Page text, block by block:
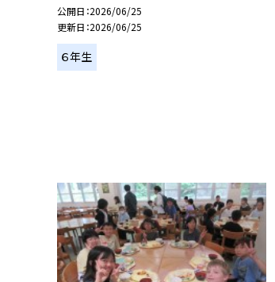
公開日 2026/06/25
更新日 2026/06/25
６年生